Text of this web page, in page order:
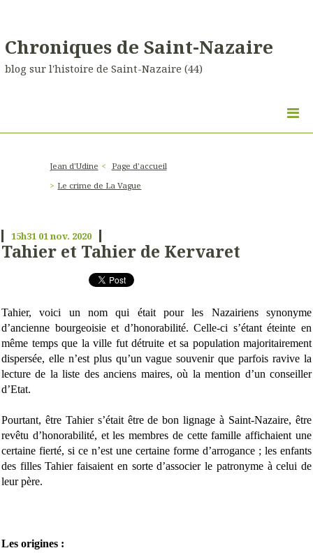
Chroniques de Saint-Nazaire
blog sur l'histoire de Saint-Nazaire (44)
Jean d'Udine
Page d'accueil
Le crime de La Vague
15h31 01nov. 2020
Tahier et Tahier de Kervaret
Tahier, voici un nom qui était pour les Nazairiens synonyme
d’ancienne bourgeoisie et d’honorabilité. Celle-ci s’étant éteinte en
même temps que la ville fut détruite et sa population majoritairement
dispersée, elle n’est plus qu’un vague souvenir que parfois ravive la
lecture de la liste des anciens maires, où la mention d’un conseiller
d’Etat.
Pourtant, être Tahier s’était être de bon lignage à Saint-Nazaire, être
revêtu d’honorabilité, et les membres de cette famille affichaient une
certaine fierté, si ce n’est une certaine forme d’arrogance ; les enfants
des filles Tahier faisaient en sorte d’associer le patronyme à celui de
leur père.
Les origines :